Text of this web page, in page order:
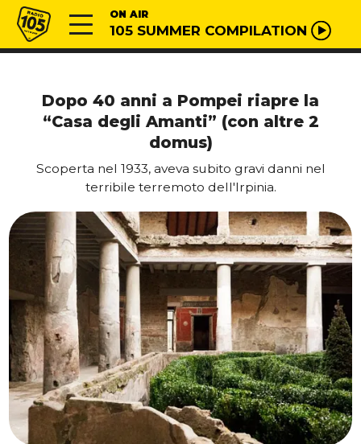
Vai al contenuto
Radio 105 ON AIR
105 SUMMER COMPILATION
Dopo 40 anni a Pompei riapre la
“Casa degli Amanti” (con altre 2
domus)
Scoperta nel 1933, aveva subito gravi danni nel
terribile terremoto dell'Irpinia.